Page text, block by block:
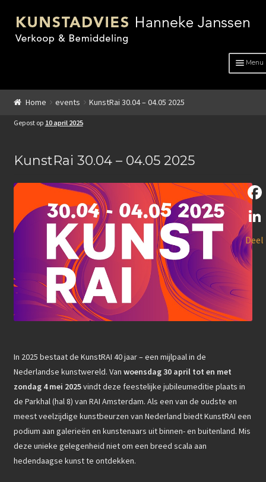
Menu
GENRE
Schilderkunst
Beeldhouwkunst
Keramiek
Tekeningen
3D-Neon sculptuur
KUNST ACTUEEL
KUNST ACTUEEL
Home events KunstRai 30.04 – 04.05 2025
Gepost op 10 april 2025
KunstRai 30.04 – 04.05 2025
In 2025 bestaat de KunstRAI 40 jaar – een mijlpaal in de
Nederlandse kunstwereld. Van woensdag 30 april tot en met
zondag 4 mei 2025vindt deze feestelijke jubileumeditie plaats in
de Parkhal (hal 8) van RAI Amsterdam. Als een van de oudste en
meest veelzijdige kunstbeurzen van Nederland biedt KunstRAI een
podium aan galerieën en kunstenaars uit binnen- en buitenland. Mis
deze unieke gelegenheid niet om een breed scala aan
hedendaagse kunst te ontdekken.
F
a
c
e
b
L
i
n
k
Deel